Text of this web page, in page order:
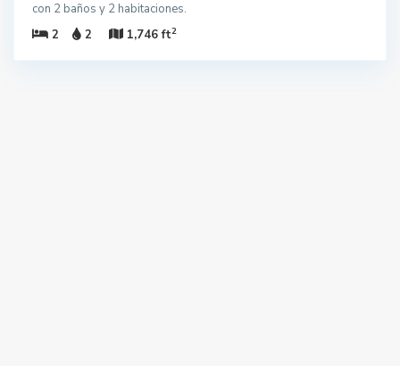
con 2 baños y 2 habitaciones.
2
2 1,746 ft2